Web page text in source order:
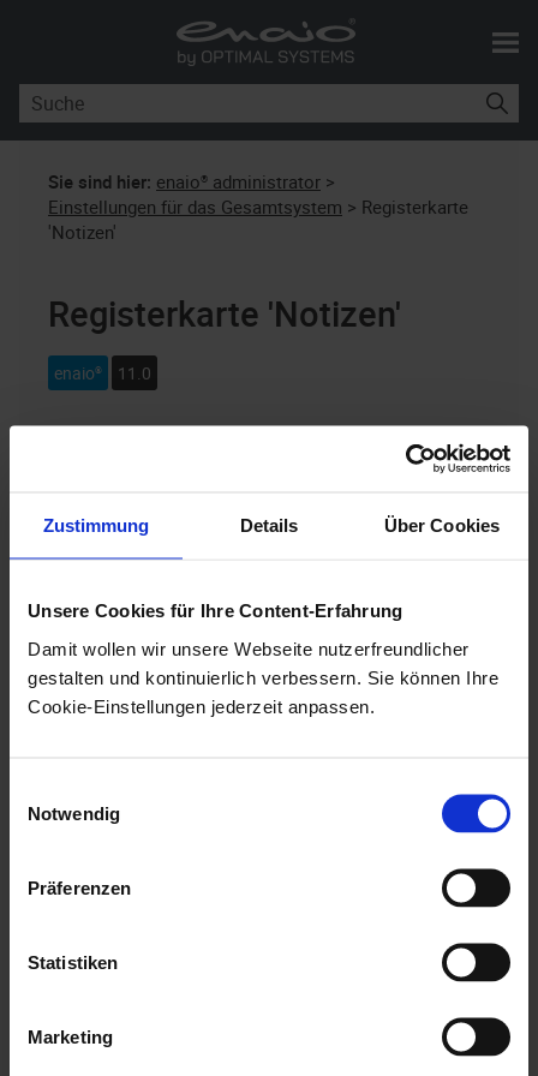
Zustimmung Details Über Cookies
Unsere Cookies für Ihre Content-Erfahrung
Damit wollen wir unsere Webseite nutzerfreundlicher
gestalten und kontinuierlich verbessern. Sie können Ihre
Cookie-Einstellungen jederzeit anpassen.
Notwendig
Präferenzen
Statistiken
Marketing
Skip To Main Content
Sie sind hier: enaio® administrator >
Einstellungen für das Gesamtsystem > Registerkarte
'Notizen'
Registerkarte 'Notizen'
enaio® 11.0
Markieren Sie die Option
Schreibschutz prüfen, kann
Schreibrechte auf beide Objekte verfügt.